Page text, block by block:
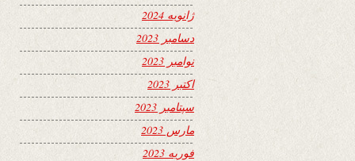
ژانویه 2024
دسامبر 2023
نوامبر 2023
اکتبر 2023
سپتامبر 2023
مارس 2023
فوریه 2023